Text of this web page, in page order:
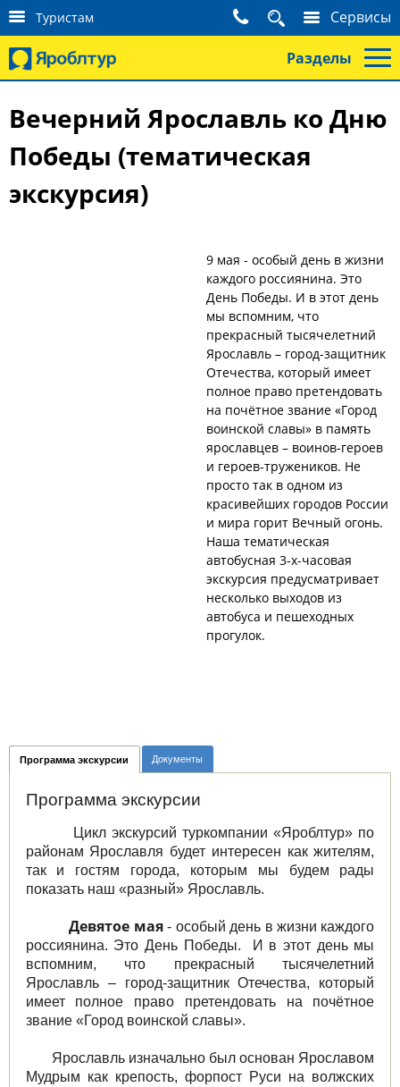
Туристам
К
о
а
т
т
у
а
м
Сервисы
Разделы
Вечерний Ярославль ко Дню
Победы (тематическая
экскурсия)
9 мая - особый день в жизни
каждого россиянина. Это
День Победы. И в этот день
мы вспомним, что
прекрасный тысячелетний
Ярославль – город-защитник
Отечества, который имеет
полное право претендовать
на почётное звание «Город
воинской славы» в память
ярославцев – воинов-героев
и героев-тружеников. Не
просто так в одном из
красивейших городов России
и мира горит Вечный огонь.
Наша тематическая
автобусная 3-х-часовая
экскурсия предусматривает
несколько выходов из
автобуса и пешеходных
прогулок.
Программа экскурсии Документы
Программа экскурсии
Цикл экскурсий туркомпании «Яроблтур» по
районам Ярославля будет интересен как жителям,
так и гостям города, которым мы будем рады
показать наш «разный» Ярославль.
Девятое мая- особый день в жизни каждого
россиянина. Это День Победы. И в этот день мы
вспомним, что прекрасный тысячелетний
Ярославль – город-защитник Отечества, который
имеет полное право претендовать на почётное
звание «Город воинской славы».
Ярославль изначально был основан Ярославом
Мудрым как крепость, форпост Руси на волжских